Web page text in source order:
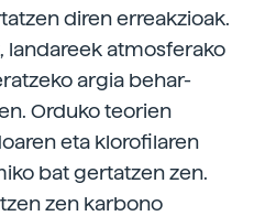
diren erreakzioak.
landareek atmosferako
argia behar-
Orduko teorien
eta klorofilaren
bat gertatzen zen.
zen karbono